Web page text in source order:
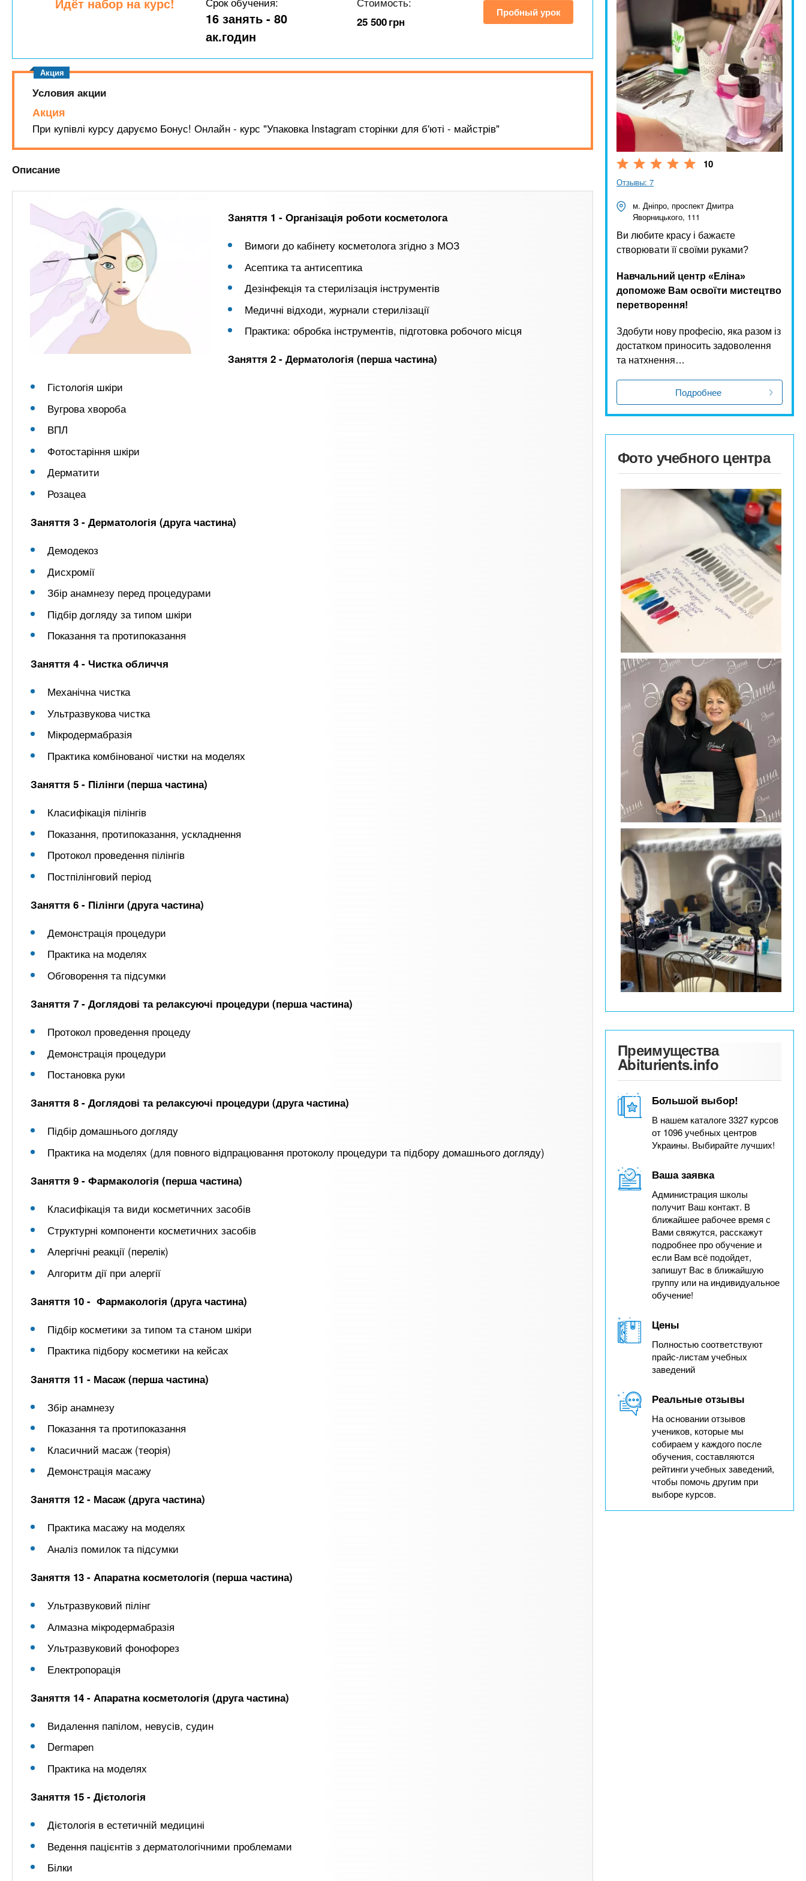
t
s
i
n
f
o
в
е
и
16 занять - 80
ак.годин
25 500грн
Пробный урок
Условия акции
Акция
При купівлі курсу даруємо Бонус! Онлайн - курс "Упаковка Instagram сторінки для б'юті - майстрів"
Описание
Заняття 1 - Організація роботи косметолога
Вимоги до кабінету косметолога згідно з МОЗ
Асептика та антисептика
Дезінфекція та стерилізація інструментів
Медичні відходи, журнали стерилізації
Практика: обробка інструментів, підготовка робочого місця
Заняття 2 - Дерматологія (перша частина)
Гістологія шкіри
Вугрова хвороба
ВПЛ
Фотостаріння шкіри
Дерматити
Розацеа
Заняття 3 - Дерматологія (друга частина)
Демодекоз
Дисхромії
Збір анамнезу перед процедурами
Підбір догляду за типом шкіри
Показання та протипоказання
Заняття 4 - Чистка обличчя
Механічна чистка
Ультразвукова чистка
Мікродермабразія
Практика комбінованої чистки на моделях
Заняття 5 - Пілінги (перша частина)
Класифікація пілінгів
Показання, протипоказання, ускладнення
Протокол проведення пілінгів
Постпілінговий період
Заняття 6 - Пілінги (друга частина)
Демонстрація процедури
Практика на моделях
Обговорення та підсумки
Заняття 7 - Доглядові та релаксуючі процедури (перша частина)
Протокол проведення процеду
Демонстрація процедури
Постановка руки
Заняття 8 - Доглядові та релаксуючі процедури (друга частина)
Підбір домашнього догляду
Практика на моделях (для повного відпрацювання протоколу процедури та підбору домашнього догляду)
Заняття 9 - Фармакологія (перша частина)
Класифікація та види косметичних засобів
Структурні компоненти косметичних засобів
Алергічні реакції (перелік)
Алгоритм дії при алергії
Заняття 10 - Фармакологія (друга частина)
Підбір косметики за типом та станом шкіри
Практика підбору косметики на кейсах
Заняття 11 - Масаж (перша частина)
Збір анамнезу
Показання та протипоказання
Класичний масаж (теорія)
Демонстрація масажу
Заняття 12 - Масаж (друга частина)
Практика масажу на моделях
Аналіз помилок та підсумки
Заняття 13 - Апаратна косметологія (перша частина)
Ультразвуковий пілінг
Алмазна мікродермабразія
Ультразвуковий фонофорез
Електропорація
Заняття 14 - Апаратна косметологія (друга частина)
Видалення папілом, невусів, судин
Dermapen
Практика на моделях
Заняття 15 - Дієтологія
Дієтологія в естетичній медицині
Ведення пацієнтів з дерматологічними проблемами
Білки
10
Отзывы: 7
м. Дніпро, проспект Дмитра
Яворницького, 111
Ви любите красу і бажаєте
створювати її своїми руками?
Навчальний центр «Еліна»
допоможе Вам освоїти мистецтво
перетворення!
Здобути нову професію, яка разом із
достатком приносить задоволення
та натхнення…
Подробнее
Фото учебного центра
Преимущества
Abiturients.info
Большой выбор!
В нашем каталоге 3327 курсов
от 1096 учебных центров
Украины. Выбирайте лучших!
Ваша заявка
Администрация школы
получит Ваш контакт. В
ближайшее рабочее время с
Вами свяжутся, расскажут
подробнее про обучение и
если Вам всё подойдет,
запишут Вас в ближайшую
группу или на индивидуальное
обучение!
Цены
Полностью соответствуют
прайс-листам учебных
заведений
Реальные отзывы
На основании отзывов
учеников, которые мы
собираем у каждого после
обучения, составляются
рейтинги учебных заведений,
чтобы помочь другим при
выборе курсов.